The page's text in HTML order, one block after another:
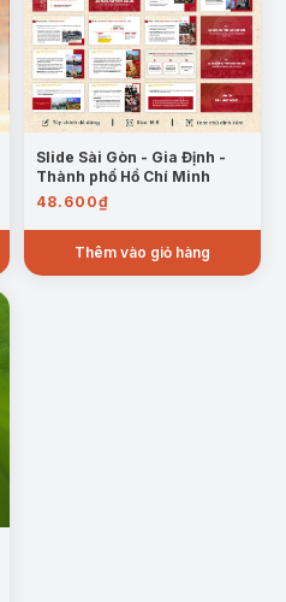
Slide Sài Gòn - Gia Định -
Thành phố Hồ Chí Minh
48.600₫
Thêm vào giỏ hàng